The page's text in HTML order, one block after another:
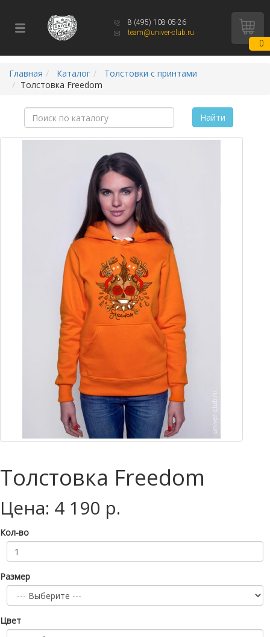
8 (495) 108-05-26
team@univer-club.ru
0
Главная Каталог
Толстовки с принтами
Толстовка Freedom
Найти
Толстовка Freedom
Цена: 4 190 р.
Кол-во
Размер
Цвет